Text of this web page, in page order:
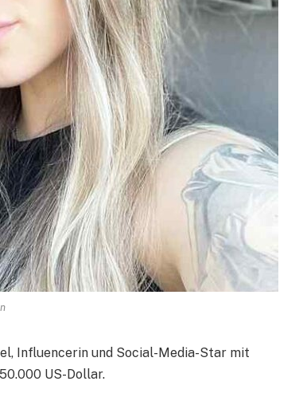
Influencerin und Social-Media-Star mit
US-Dollar.